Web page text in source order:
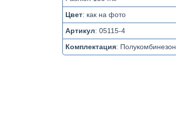
Цвет: как на фото
Артикул: 05115-4
Комплектация: Полукомбинезон